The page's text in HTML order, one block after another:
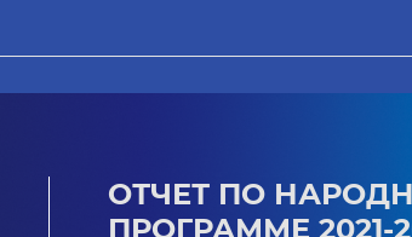
ОТЧЕТ ПО
ПРОГРАММЕ 2021-